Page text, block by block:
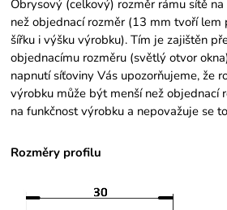
Obrysový (celkový) rozměr rámu sítě
než objednací rozměr (13 mm tvoří
šířku i výšku výrobku). Tím je zajištěn
objednacímu rozměru (světlý otvor
napnutí síťoviny Vás upozorňujeme, že
výrobku může být menší než objednací
na funkčnost výrobku a nepovažuje se
Rozměry profilu